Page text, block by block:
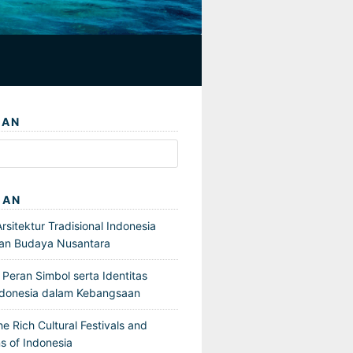
Tradisional Indonesia
Budaya Nusantara
Simbol serta Identitas
dalam Kebangsaan
Rich Cultural Festivals and
of Indonesia